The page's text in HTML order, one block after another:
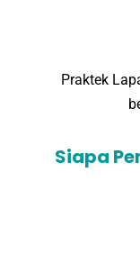
Praktek
Siapa